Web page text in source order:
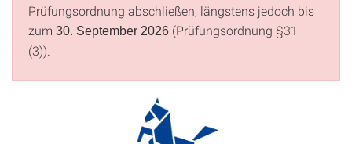
Prüfungsordnung abschließen, längstens jedoch bis
zum 30. September 2026 (Prüfungsordnung §31
(3)).